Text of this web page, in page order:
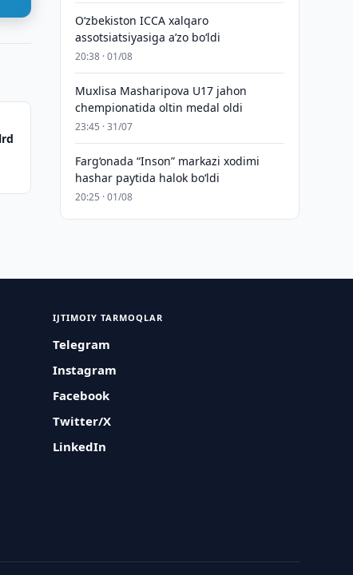
O‘zbekiston ICCA xalqaro
assotsiatsiyasiga aʼzo bo‘ldi
20:38 · 01/08
Muxlisa Masharipova U17 jahon
chempionatida oltin medal oldi
23:45 · 31/07
Farg‘onada “Inson” markazi xodimi
hashar paytida halok bo‘ldi
20:25 · 01/08
IJTIMOIY TARMOQLAR
Telegram
Instagram
Facebook
Twitter/X
LinkedIn